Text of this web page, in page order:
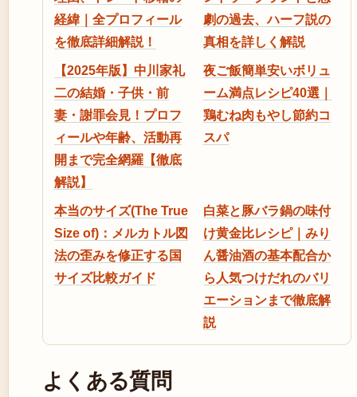
経緯｜全プロフィール
を徹底詳細解説！
劇の過去、ハーフ説の
真相を詳しく解説
【2025年版】中川家礼
二の結婚・子供・前
妻・謝罪会見！プロフ
ィールや年齢、活動再
開まで完全網羅【徹底
解説】
夜ご飯簡単安いボリュ
ーム満点レシピ40選｜
鶏むね肉もやし節約コ
スパ
本当のサイズ(The True
Size of)：メルカトル図
法の歪みを修正する国
サイズ比較ガイド
白菜と豚バラ鍋の味付
け黄金比レシピ｜みり
ん醤油酒の基本配合か
ら人気つけだれのバリ
エーションまで徹底解
説
よくある質問